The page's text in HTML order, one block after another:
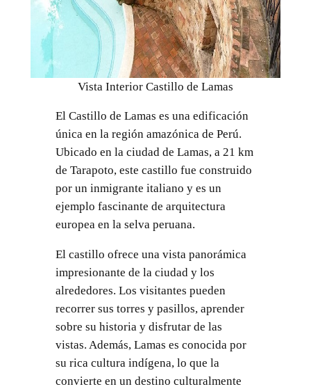
Vista Interior Castillo de Lamas
El Castillo de Lamas es una edificación
única en la región amazónica de Perú.
Ubicado en la ciudad de Lamas, a 21 km
de Tarapoto, este castillo fue construido
por un inmigrante italiano y es un
ejemplo fascinante de arquitectura
europea en la selva peruana.
El castillo ofrece una vista panorámica
impresionante de la ciudad y los
alrededores. Los visitantes pueden
recorrer sus torres y pasillos, aprender
sobre su historia y disfrutar de las
vistas. Además, Lamas es conocida por
su rica cultura indígena, lo que la
convierte en un destino culturalmente